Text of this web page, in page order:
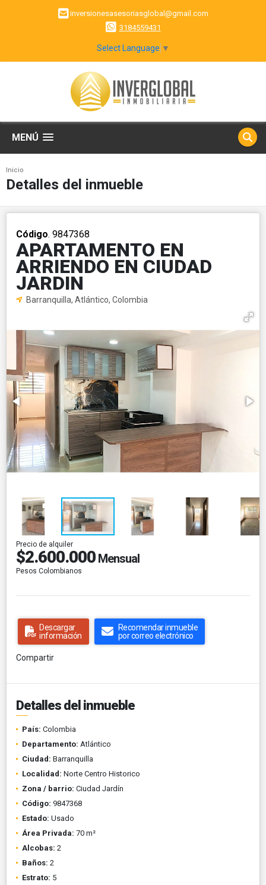
inversionesasesoriasglobal@gmail.com
3184559431
Select Language ▼
MENÚ
Inicio
Detalles del inmueble
Código. 9847368
APARTAMENTO EN
ARRIENDO EN CIUDAD
JARDIN
Barranquilla, Atlántico, Colombia
Precio de alquiler
$2.600.000 Mensual
Pesos Colombianos
Descargar
información
Recomendar inmueble
por correo electrónico
Compartir
Detalles del inmueble
País: Colombia
Departamento: Atlántico
Ciudad: Barranquilla
Localidad: Norte Centro Historico
Zona / barrio: Ciudad Jardín
Código: 9847368
Estado: Usado
Área Privada: 70 m²
Alcobas: 2
Baños: 2
Estrato: 5